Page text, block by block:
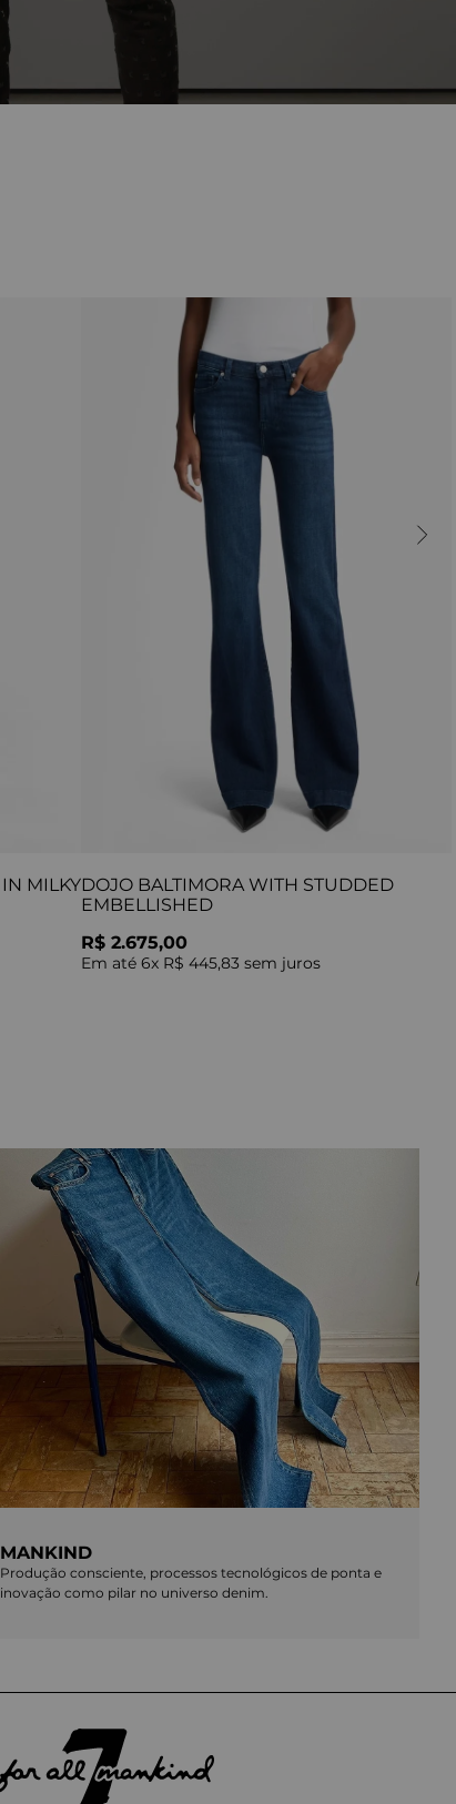
MILKYDOJO BALTIMORA WITH STUDDED
EMBELLISHED
R$ 2.675,00
Em até 6x R$ 445,83 sem juros
MANKIND
Produção consciente, processos tecnológicos de ponta e
inovação como pilar no universo denim.